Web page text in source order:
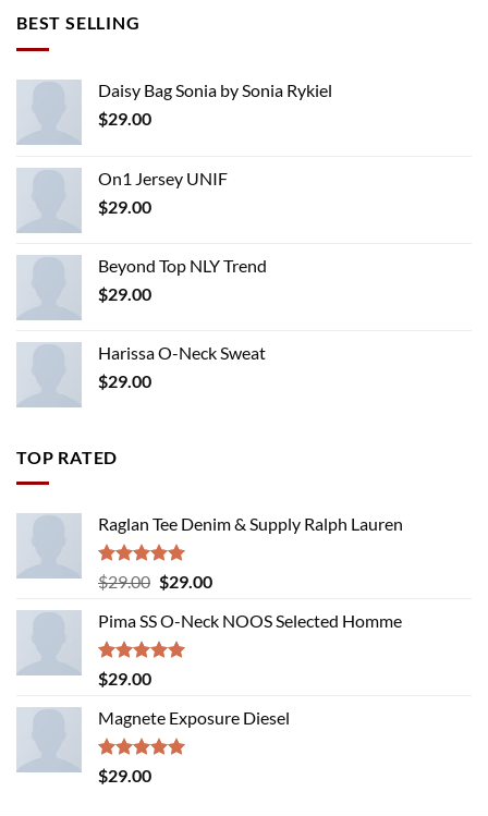
BEST SELLING
Daisy Bag Sonia by Sonia Rykiel
$29.00
On1 Jersey UNIF
$29.00
Beyond Top NLY Trend
$29.00
Harissa O-Neck Sweat
$29.00
TOP RATED
Raglan Tee Denim & Supply Ralph Lauren
Rated5.00
out of 5
$29.00 Original
was:
$29.00.
$29.00Current
is:
Pima SS O-Neck NOOS Selected Homme
Rated5.00
out of 5
$29.00
Magnete Exposure Diesel
Rated5.00
out of 5
$29.00